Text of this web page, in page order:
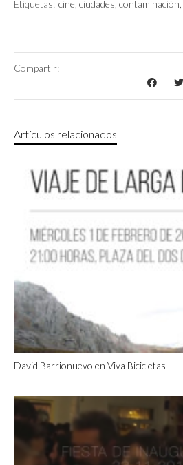
Etiquetas: cine ciudades contaminación
Compartir:
Artículos relacionados
David Barrionuevo en Viva Bicicletas